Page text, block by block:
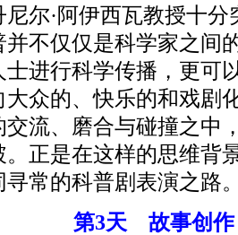
尔·阿伊西瓦教授十分
不仅仅是科学家之间
进行科学传播，更可
大众的、快乐的和戏剧
流、磨合与碰撞之中
正是在这样的思维背
常的科普剧表演之路
第3天 故事创作